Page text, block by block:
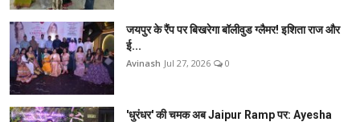
जयपुर के रैंप पर बिखरेगा बॉलीवुड ग्लैमर! इशिता राज और
ई...
Avinash Jul 27, 2026 0
'धुरंधर' की चमक अब Jaipur Ramp पर: Ayesha